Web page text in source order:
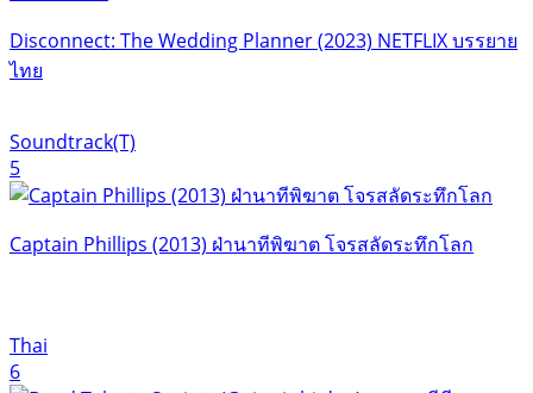
Disconnect: The Wedding Planner (2023) NETFLIX บรรยาย
ไทย
Soundtrack(T)
5
Captain Phillips (2013) ฝ่านาทีพิฆาต โจรสลัดระทึกโลก
Thai
6